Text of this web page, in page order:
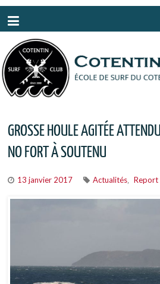
GROSSE HOULE AGITÉE
NO FORT À SOUTENU
13 janvier 2017 Actualités Report
Panneau de gestion des cookies